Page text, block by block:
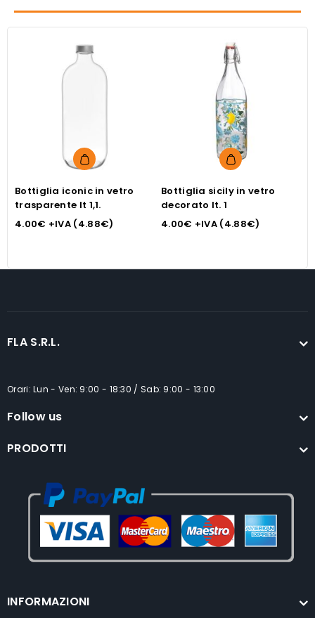
Bottiglia iconic in vetro
trasparente lt 1,1.
4.00€ +IVA (4.88€)
Bottiglia sicily in vetro
decorato lt. 1
4.00€ +IVA (4.88€)
FLA S.R.L.
Orari: Lun - Ven: 9:00 - 18:30 / Sab: 9:00 - 13:00
Follow us
PRODOTTI
INFORMAZIONI